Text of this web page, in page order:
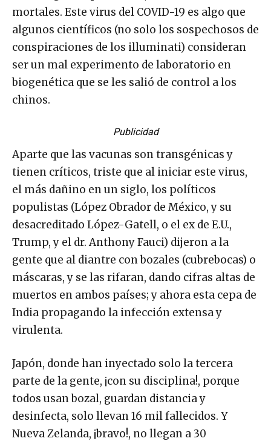
mortales. Este virus del COVID-19 es algo que
algunos científicos (no solo los sospechosos de
conspiraciones de los illuminati) consideran
ser un mal experimento de laboratorio en
biogenética que se les salió de control a los
chinos.
Publicidad
Aparte que las vacunas son transgénicas y
tienen críticos, triste que al iniciar este virus,
el más dañino en un siglo, los políticos
populistas (López Obrador de México, y su
desacreditado López-Gatell, o el ex de E.U.,
Trump, y el dr. Anthony Fauci) dijeron a la
gente que al diantre con bozales (cubrebocas) o
máscaras, y se las rifaran, dando cifras altas de
muertos en ambos países; y ahora esta cepa de
India propagando la infección extensa y
virulenta.
Japón, donde han inyectado solo la tercera
parte de la gente, ¡con su disciplina!, porque
todos usan bozal, guardan distancia y
desinfecta, solo llevan 16 mil fallecidos. Y
Nueva Zelanda, ¡bravo!, no llegan a 30